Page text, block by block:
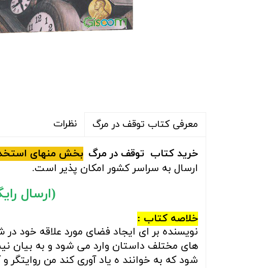
معرفی کتاب توقف در مرگ نظرات
خرید کتاب توقف در مرگ بخش منهای
ارسال به سراسر کشور امکان پذیر است.
(ارسال
خلاصه کتاب :
نویسنده بر ای ایجاد فضای مورد علاقه
های مختلف داستان وارد می شود و به بیان
شود که به خوانند ه یاد آوری کند من